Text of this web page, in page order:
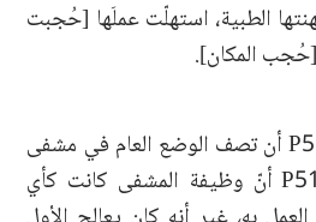
الطبية، استهلّت عملَها [حُجبت
المكان].
طلب القاضي كولر من P51 أن تصف الوضع العام في مشفى
حمص العسكري. رَوَت P51 أنّ وظيفة المشفى كانت كأي